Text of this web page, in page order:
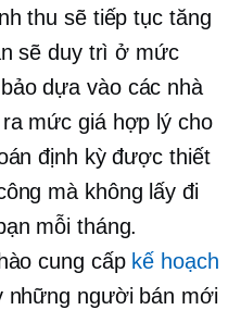
thu sẽ tiếp tục tăng
sẽ duy trì ở mức
dựa vào các nhà
mức giá hợp lý cho
định kỳ được thiết
mà không lấy đi
mỗi tháng.
cung cấp kế hoạch
những người bán mới